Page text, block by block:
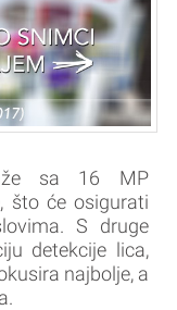
sa 16 MP
što će osigurati
S druge
detekcije lica,
najbolje, a